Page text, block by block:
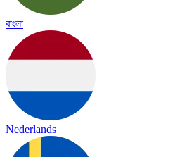
বাংলা
Nederlands